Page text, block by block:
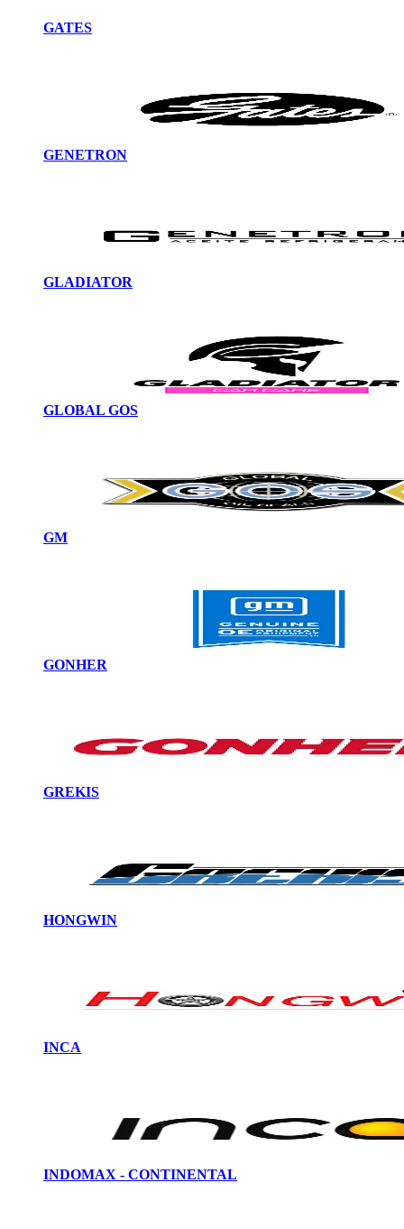
GATES
GENETRON
GLADIATOR
GLOBAL GOS
GM
GONHER
GREKIS
HONGWIN
INCA
INDOMAX - CONTINENTAL